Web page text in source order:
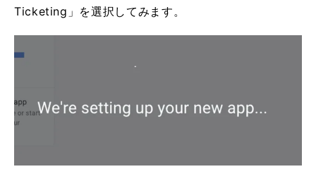
Ticketing」を選択してみます。